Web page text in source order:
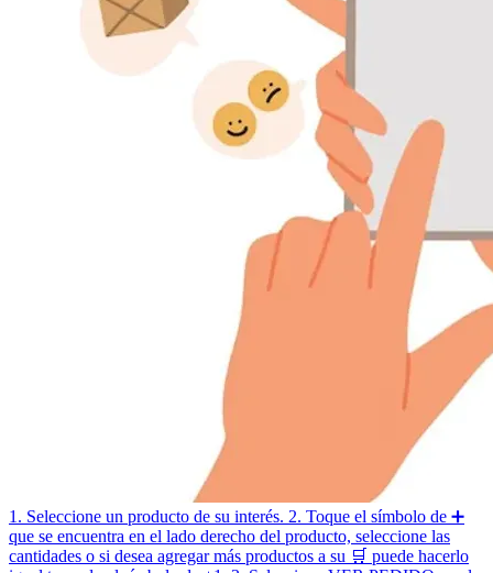
1. Seleccione un producto de su interés. 2. Toque el símbolo de ➕
que se encuentra en el lado derecho del producto, seleccione las
cantidades o si desea agregar más productos a su 🛒 puede hacerlo